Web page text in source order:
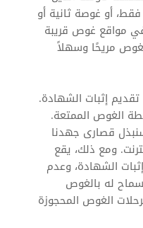
أو غوصة ثانية أو
مواقع غوص قريبة
مريحًا وسهلاً
إثبات الشهادة.
الغوص الممتعة.
قصارى جهدنا
ومع ذلك، يقع
الشهادة، وعدم
له بالغوص
الغوص المحجوزة